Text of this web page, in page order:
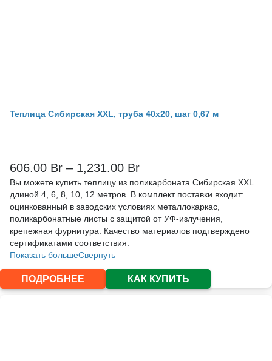
Теплица Сибирская XXL, труба 40х20, шаг 0,67 м
606.00 Br – 1,231.00 Br
Вы можете купить теплицу из поликарбоната Сибирская XXL
длиной 4, 6, 8, 10, 12 метров. В комплект поставки входит:
оцинкованный в заводских условиях металлокаркас,
поликарбонатные листы с защитой от УФ-излучения,
крепежная фурнитура. Качество материалов подтверждено
сертификатами соответствия.
Показать большеСвернуть
ПОДРОБНЕЕ КАК КУПИТЬ